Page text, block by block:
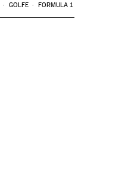
GOLFE FORMULA 1